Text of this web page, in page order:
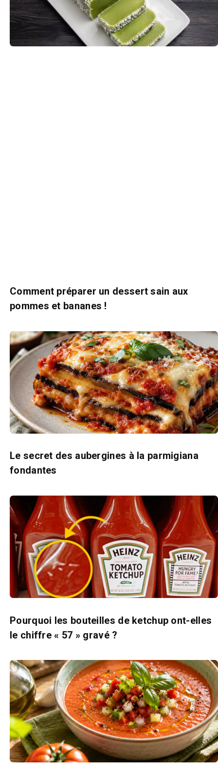
Comment préparer un dessert sain aux
pommes et bananes !
Le secret des aubergines à la parmigiana
fondantes
Pourquoi les bouteilles de ketchup ont-elles
le chiffre « 57 » gravé ?